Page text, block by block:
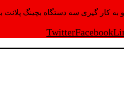
2500 تن در کنار پرسنل متخصص و پر تلاش واحدهای تولید و ازمایشگاه,بتن با کیفیت را برای واحد
TwitterFacebook